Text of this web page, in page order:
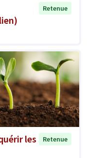
Retenue
les
Retenue